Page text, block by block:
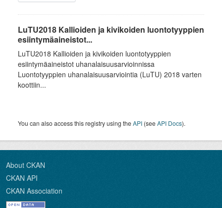
LuTU2018 Kallioiden ja kivikoiden luontotyyppien
esiintymäaineistot...
LuTU2018 Kallioiden ja kivikoiden luontotyyppien
esiintymäaineistot uhanalaisuusarvioinnissa
Luontotyyppien uhanalaisuusarviointia (LuTU) 2018 varten
koottiin...
You can also access this registry using theAPI (seeAPI Docs).
About CKAN
CKAN API
CKAN Association